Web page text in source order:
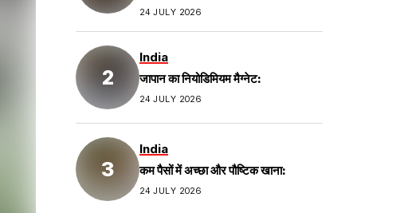
24 JULY 2026
India
जापान का नियोडिमियम मैग्नेट:
24 JULY 2026
India
कम पैसों में अच्छा और पौष्टिक खाना:
24 JULY 2026